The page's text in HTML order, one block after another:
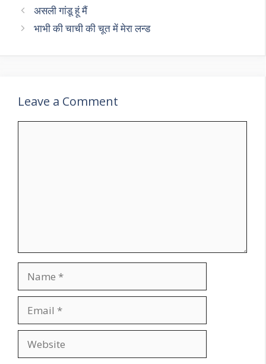
असली गांडू हूं मैं
भाभी की चाची की चूत में मेरा लन्ड
Leave a Comment